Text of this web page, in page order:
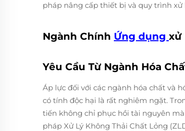
pháp nâng cấp thiết bị và quy trình
Ngành Chính Ứng dụng xử
Yêu Cầu Từ Ngành Hóa
Áp lực đối với các ngành hóa chất và
có tính độc hại là rất nghiêm ngặt.
tiến không chỉ phục hồi tài nguyên
pháp Xử Lý Không Thải Chất Lỏng